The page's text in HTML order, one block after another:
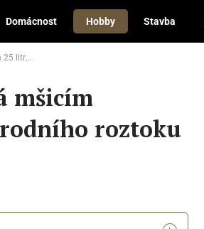
Domácnost Hobby Stavba
koření
mšicím
roztoku